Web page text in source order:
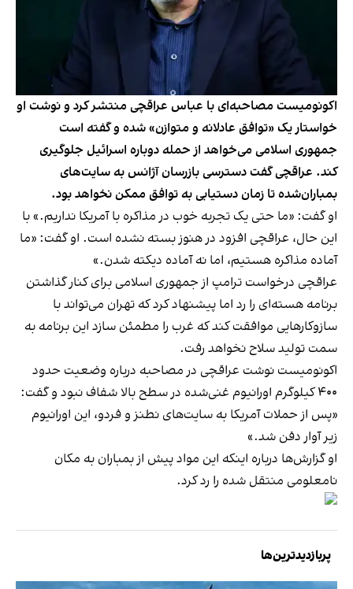
اکونومیست مصاحبه‌ای با عباس عراقچی منتشر کرد و نوشت او
خواستار یک «توافق عادلانه و متوازن» شده و گفته است
جمهوری اسلامی می‌خواهد از حمله دوباره اسرائیل جلوگیری
کند. عراقچی گفت دسترسی بازرسان آژانس به سایت‌های
بمباران‌شده تا زمان دستیابی به توافق ممکن نخواهد بود.
او گفت: «ما حتی یک تجربه خوب در مذاکره با آمریکا نداریم.» با
این حال، عراقچی افزود در هنوز بسته نشده است. او گفت: «ما
آماده مذاکره هستیم، اما نه آماده دیکته شدن.»
عراقچی درخواست ترامپ از جمهوری اسلامی برای کنار گذاشتن
برنامه هسته‌ای را رد اما پیشنهاد کرد که تهران می‌تواند با
سازوکارهایی موافقت کند که غرب را مطمئن سازد این برنامه به
سمت تولید سلاح نخواهد رفت.
اکونومیست نوشت عراقچی در مصاحبه درباره وضعیت حدود
۴۰۰ کیلوگرم اورانیوم غنی‌شده در سطح بالا شفاف نبود و گفت:
«پس از حملات آمریکا به سایت‌های نطنز و فردو، این اورانیوم
زیر آوار دفن شد.»
او گزارش‌ها درباره اینکه این مواد پیش از بمباران به مکان
نامعلومی منتقل شده را رد کرد.
پربازدیدترین‌ها